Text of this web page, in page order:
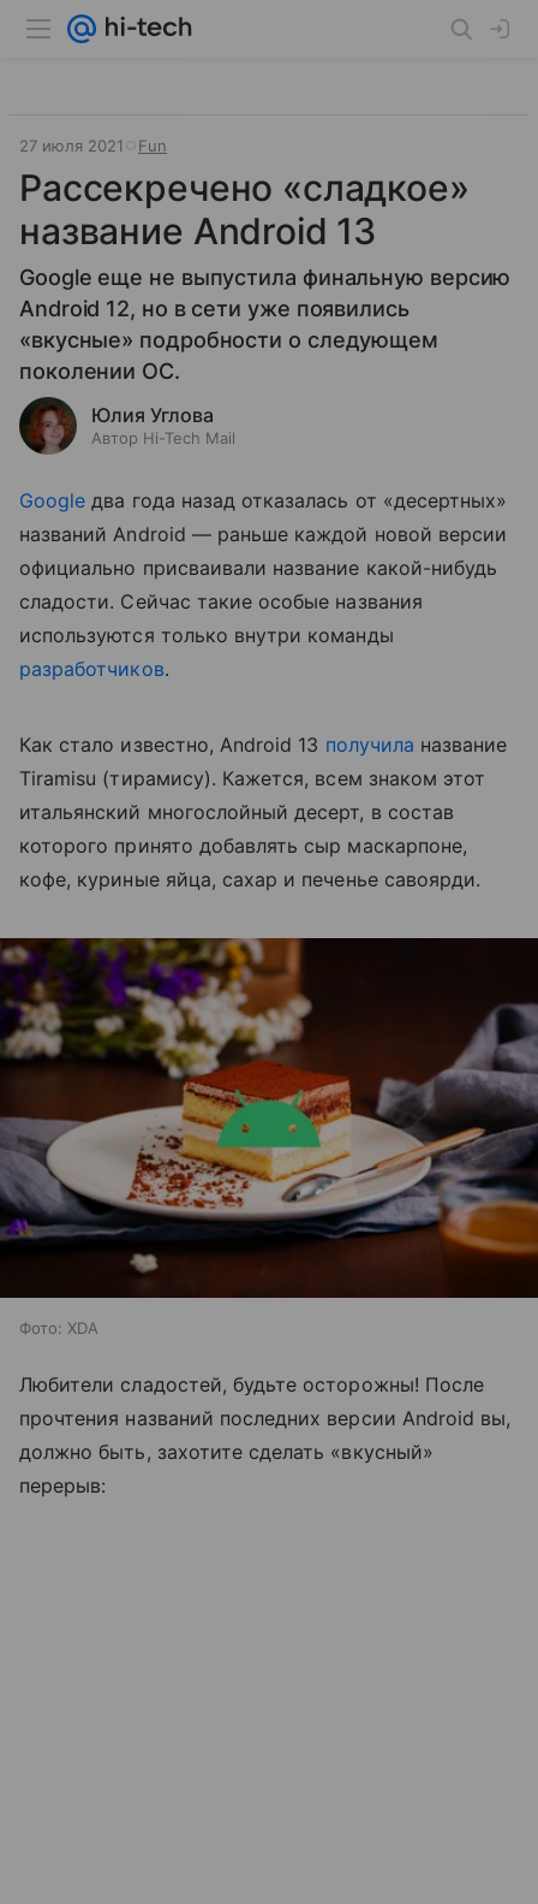
27 июля 2021 Fun
Рассекречено «сладкое»
название Android 13
Google еще не выпустила финальную версию
Android 12, но в сети уже появились
«вкусные» подробности о следующем
поколении ОС.
Юлия Углова
Автор Hi-Tech Mail
Google два года назад отказалась от «десертных»
названий Android — раньше каждой новой версии
официально присваивали название какой-нибудь
сладости. Сейчас такие особые названия
используются только внутри команды
разработчиков.
Как стало известно, Android 13 получила название
Tiramisu (тирамису). Кажется, всем знаком этот
итальянский многослойный десерт, в состав
которого принято добавлять сыр маскарпоне,
кофе, куриные яйца, сахар и печенье савоярди.
Фото: XDA
Любители сладостей, будьте осторожны! После
прочтения названий последних версии Android вы,
должно быть, захотите сделать «вкусный»
перерыв: